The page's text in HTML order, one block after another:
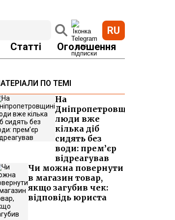
RU
Статті Оголошення
ПО ТЕМІ
На
Дніпропетровщині
люди вже
кілька діб
сидять без
води: прем’єр
відреагував
Чи можна повернути
в магазин товар,
якщо загубив чек:
відповідь юриста